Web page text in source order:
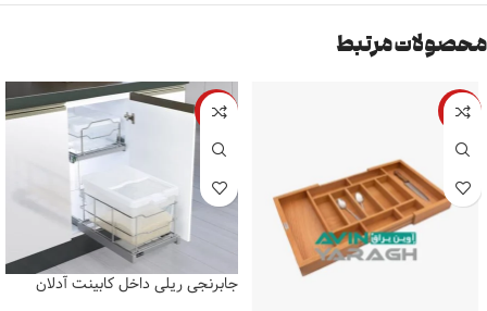
محصولات مرتبط
-7%
-8%
جابرنجی ریلی داخل کابینت آدلان